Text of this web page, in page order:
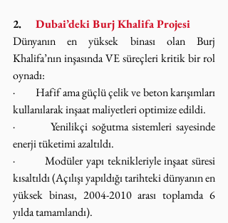
2. Dubai’deki Burj Khalifa Projesi
Dünyanın en yüksek binası olan Burj
Khalifa’nın inşasında VE süreçleri kritik bir rol
oynadı:
·         Hafif ama güçlü çelik ve beton karışımları
kullanılarak inşaat maliyetleri optimize edildi.
·         Yenilikçi soğutma sistemleri sayesinde
enerji tüketimi azaltıldı.
·         Modüler yapı teknikleriyle inşaat süresi
kısaltıldı (Açılışı yapıldığı tarihteki dünyanın en
yüksek binası, 2004-2010 arası toplamda 6
yılda tamamlandı).